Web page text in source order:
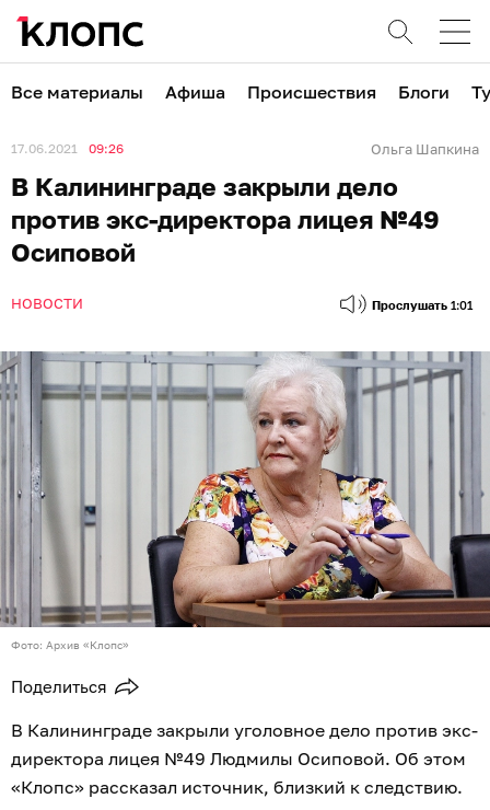
Все материалы Афиша Происшествия Блоги
17.06.2021 09:26 Ольга Шапкина
В Калининграде закрыли дело
против экс-директора лицея №49
Осиповой
НОВОСТИ Прослушать 1:01
Фото: Архив «Клопс»
Поделиться
В Калининграде закрыли уголовное дело против экс-
директора лицея №49 Людмилы Осиповой. Об этом
«Клопс» рассказал источник, близкий к следствию.